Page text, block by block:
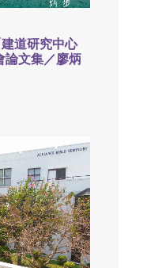
建道研究中心
論文集／廖炳